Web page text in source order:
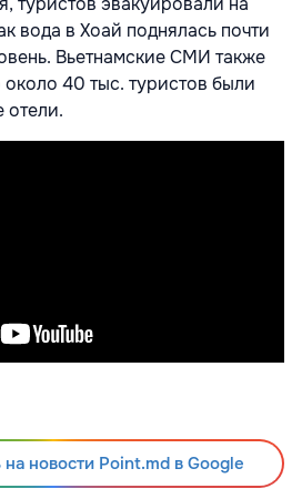
вода в Хоай поднялась почти
Вьетнамские СМИ также
40 тыс. туристов были
отели.
новости Point.md в Google